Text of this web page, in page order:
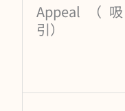
Appeal（吸
引）